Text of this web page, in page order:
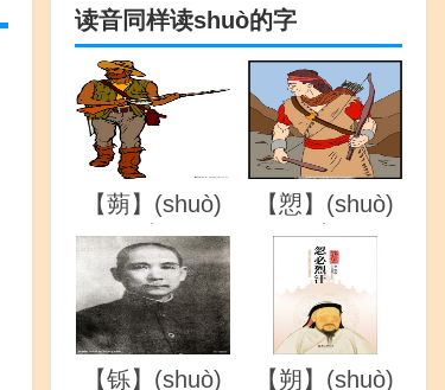
读音同样读shuò的字
【蒴】(shuò)
的详解
【愬】(shuò)
的详解
【铄】(shuò) 【朔】(shuò)